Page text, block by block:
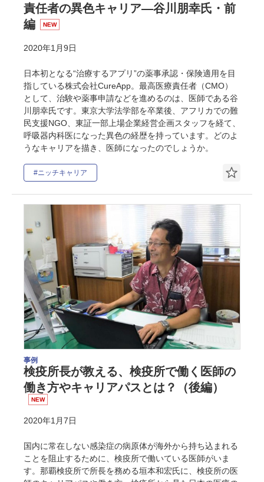
責任者の異色キャリア―谷川朋幸氏・前
編
NEW
2020年1月9日
日本初となる“治療するアプリ”の薬事承認・保険適用を目
指している株式会社CureApp。最高医療責任者（CMO）
として、治験や薬事申請などを進めるのは、医師である谷
川朋幸氏です。東京大学法学部を卒業後、アフリカでの難
民支援NGO、東証一部上場企業経営企画スタッフを経て、
呼吸器内科医になった異色の経歴を持っています。どのよ
うなキャリアを描き、医師になったのでしょうか。
#ニッチキャリア
事例
検疫所長が教える、検疫所で働く医師の
働き方やキャリアパスとは？（後編）
NEW
2020年1月7日
国内に常在しない感染症の病原体が海外から持ち込まれる
ことを阻止するために、検疫所で働いている医師がいま
す。那覇検疫所で所長を務める垣本和宏氏に、検疫所の医